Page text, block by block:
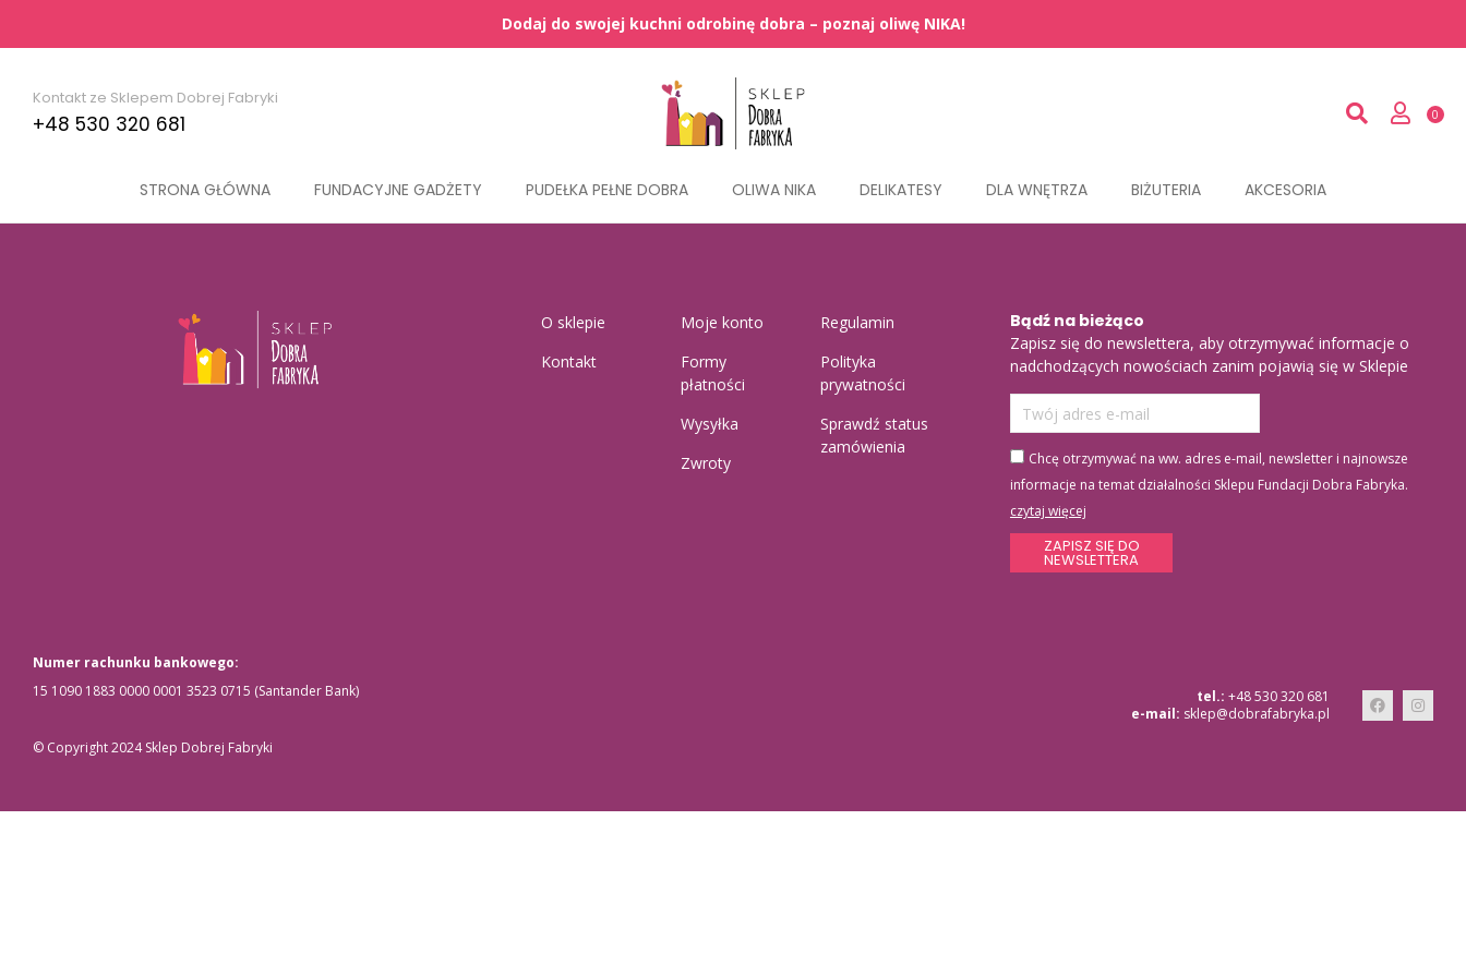
Kontakt ze Sklepem Dobrej Fabryki
+48 530 320 681
STRONA GŁÓWNA FUNDACYJNE GADŻETY PUDEŁKA PEŁNE DOBRA OLIWA NIKA DELIKATESY DLA WNĘTRZA BIŻUTERIA AKCESORIA
O sklepie
Kontakt
Moje konto
Formy
płatności
Wysyłka
Zwroty
Regulamin
Polityka
prywatności
Sprawdź status
zamówienia
Bądź na bieżąco
Zapisz się do newslettera, aby otrzymywać informacje o
nadchodzących nowościach zanim pojawią się w Sklepie
Chcę otrzymywać na ww. adres e-mail, newsletter i najnowsze
informacje na temat działalności Sklepu Fundacji Dobra Fabryka.
czytaj więcej
ZAPISZ SIĘ DO
NEWSLETTERA
Numer rachunku bankowego:
15 1090 1883 0000 0001 3523 0715 (Santander Bank)
© Copyright 2024 Sklep Dobrej Fabryki
tel.: +48 530 320 681
e-mail: sklep@dobrafabryka.pl